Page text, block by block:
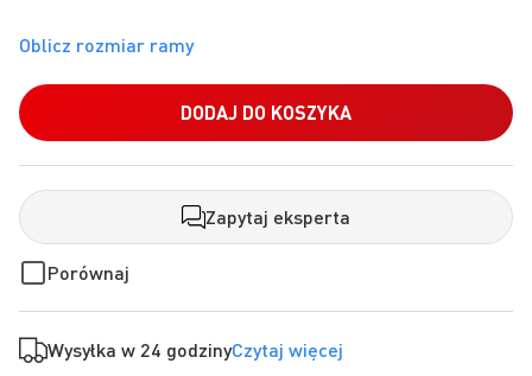
DODAJ DO KOSZYKA
Zapytaj eksperta
Porównaj
Wysyłka w 24 godzinyCzytaj więcej